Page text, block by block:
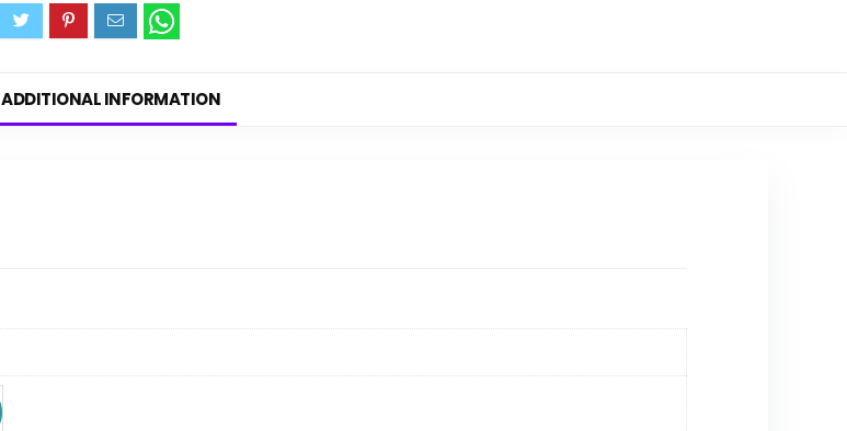
ADDITIONAL INFORMATION